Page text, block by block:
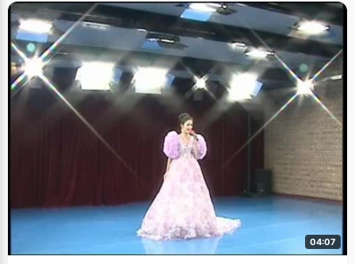
知道为什么没有走上科学教育的道路。文学方面的启蒙读物是《钢铁是怎样
炼成的》。"李佳楠告诉我们自己看书很杂，科学类、历史类、小说类、文学
类等等都看，对文字有一种特殊的热爱和亲切感，具体读什么的话就显得不
那么重要了。小的时候她看见书店、书摊都忍不住停下脚步去逛一会儿，父
母对她看的书不阻拦也不提意见，每当李佳楠列出想读的书单的时候，父母
二话不说就把新书都买回来给她看。 宽松环境造就独立成熟 李佳楠今年在北
大读大二，也许是度过许多书的原因，李佳楠在待人接物甚至思想上都表现
的很落落大方的成熟。像许多同龄的孩子一样，在青春期的时候，李佳楠也
出现过一些属于青春期的症状，也会觉得父母不理解自己、学习上有压力等
等。但是，她总能够不动声色的就把这些不良情绪消化掉，做好自己的心理
工作，并不是去通过他人的沟通理解。"因为我觉得，毕竟人跟人之间都不能
做到完全理解"，李佳楠在这些方面有着自己的独特的处理方法。 李佳楠表现
出来的成熟还体现在玩游戏上，她接触电脑游戏比较早。但是，在她印象里
自己玩的最久也最上瘾的游戏确是大富翁。"玩着玩着就不玩了，因为游戏总
是有同质的东西在里面，一个玩久了慢慢就淡去了，所以并没有特殊的迷
恋。"李佳楠告诉我们，父母从小到大对自己的管束都不是很严格，他们的意
见就是孩子应该顺遂天性，自由发展。这样宽松自由的成长环境可能也是李
佳楠较为成熟独立的原因之一。 随遇而安的好生活 李佳楠颇为偏爱历史。上
大学以来，她去了不少地方玩耍，都是带着些古色古香韵味的古城，例如是
平遥古城、古都西安和秦皇岛的山海关。她认为一座城市的人文、历史会给
04:07